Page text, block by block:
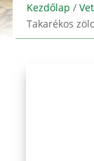
Kezdőlap /
Takarékos